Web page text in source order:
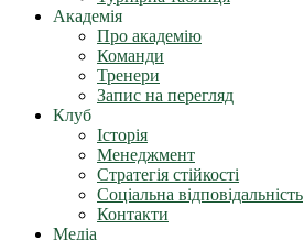
Академія
Про академію
Команди
Тренери
Запис на перегляд
Клуб
Історія
Менеджмент
Стратегія стійкості
Соціальна відповідальність
Контакти
Медіа